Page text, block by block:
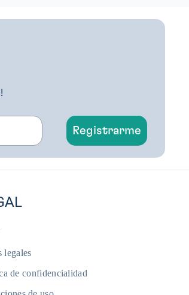
Registrarme
legales
de confidencialidad